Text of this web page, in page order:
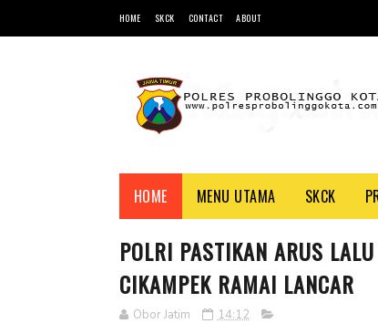
HOME SKCK CONTACT ABOUT
HOME MENU UTAMA SKCK
POLRI PASTIKAN ARUS
CIKAMPEK RAMAI LANCAR
Obor Jatim 14:12